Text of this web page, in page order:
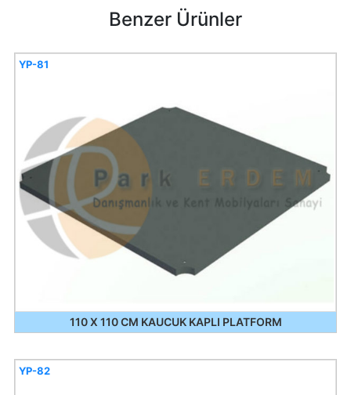
Benzer Ürünler
110 X 110 CM KAUCUK KAPLI PLATFORM
YP-81
YP-82